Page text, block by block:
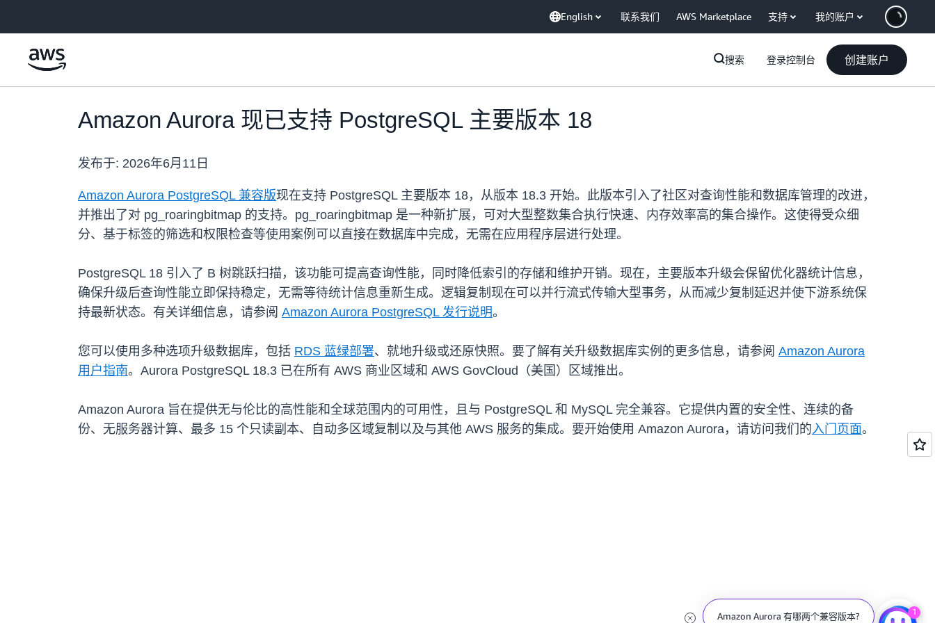
English 联系我们 AWS Marketplace 支持 我的账户
搜索 登录控制台 创建账户
Amazon Aurora 现已支持 PostgreSQL 主要版本 18
发布于: 2026年6月11日
Amazon Aurora PostgreSQL 兼容版现在支持 PostgreSQL 主要版本 18，从版本 18.3 开始。此版本引入了社区对查询性能和数据库管理的改进，
并推出了对 pg_roaringbitmap 的支持。pg_roaringbitmap 是一种新扩展，可对大型整数集合执行快速、内存效率高的集合操作。这使得受众细
分、基于标签的筛选和权限检查等使用案例可以直接在数据库中完成，无需在应用程序层进行处理。
PostgreSQL 18 引入了 B 树跳跃扫描，该功能可提高查询性能，同时降低索引的存储和维护开销。现在，主要版本升级会保留优化器统计信息，
确保升级后查询性能立即保持稳定，无需等待统计信息重新生成。逻辑复制现在可以并行流式传输大型事务，从而减少复制延迟并使下游系统保
持最新状态。有关详细信息，请参阅 Amazon Aurora PostgreSQL 发行说明。
您可以使用多种选项升级数据库，包括 RDS 蓝绿部署、就地升级或还原快照。要了解有关升级数据库实例的更多信息，请参阅 Amazon Aurora
用户指南。Aurora PostgreSQL 18.3 已在所有 AWS 商业区域和 AWS GovCloud（美国）区域推出。
Amazon Aurora 旨在提供无与伦比的高性能和全球范围内的可用性，且与 PostgreSQL 和 MySQL 完全兼容。它提供内置的安全性、连续的备
份、无服务器计算、最多 15 个只读副本、自动多区域复制以及与其他 AWS 服务的集成。要开始使用 Amazon Aurora，请访问我们的入门页面。
Amazon Aurora 有哪两个兼容版本? 1